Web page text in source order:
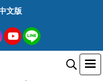
文版